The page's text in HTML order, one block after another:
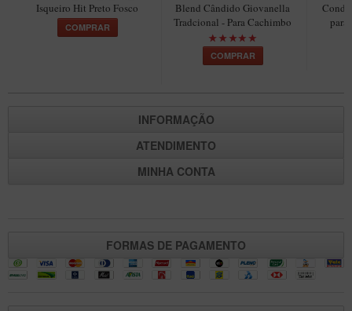
Isqueiro Hit Preto Fosco
COMPRAR
Blend Cândido Giovanella
Tradcional - Para Cachimbo
COMPRAR
INFORMAÇÃO
ATENDIMENTO
MINHA CONTA
FORMAS DE PAGAMENTO